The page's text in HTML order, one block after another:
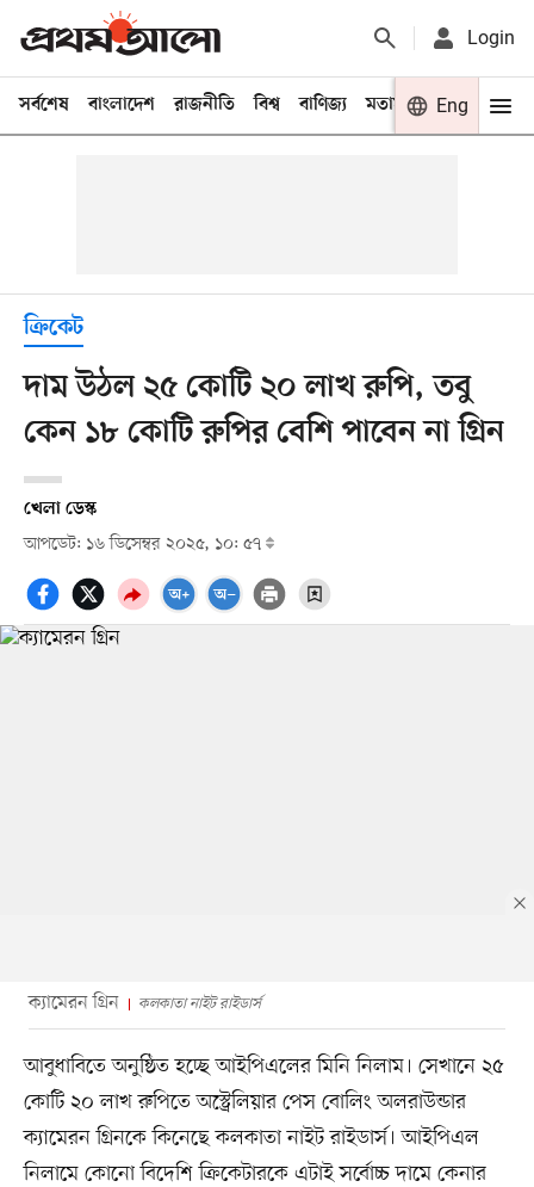
Login
সর্বশেষ বাংলাদেশ রাজনীতি বিশ্ব বাণিজ্য মতামত খেলা
Eng
ক্রিকেট
দাম উঠল ২৫ কোটি ২০ লাখ রুপি, তবু
কেন ১৮ কোটি রুপির বেশি পাবেন না গ্রিন
খেলা ডেস্ক
আপডেট: ১৬ ডিসেম্বর ২০২৫, ১০: ৫৭
ক্যামেরন গ্রিন কলকাতা নাইট রাইডার্স
আবুধাবিতে অনুষ্ঠিত হচ্ছে আইপিএলের মিনি নিলাম। সেখানে ২৫
কোটি ২০ লাখ রুপিতে অস্ট্রেলিয়ার পেস বোলিং অলরাউন্ডার
ক্যামেরন গ্রিনকে কিনেছে কলকাতা নাইট রাইডার্স। আইপিএল
নিলামে কোনো বিদেশি ক্রিকেটারকে এটাই সর্বোচ্চ দামে কেনার